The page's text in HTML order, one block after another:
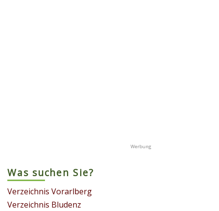
Was suchen Sie?
Verzeichnis Vorarlberg
Verzeichnis Bludenz